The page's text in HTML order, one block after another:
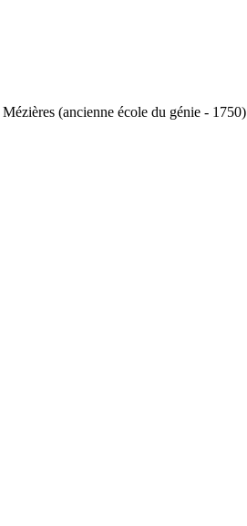
(ancienne école du génie - 1750)